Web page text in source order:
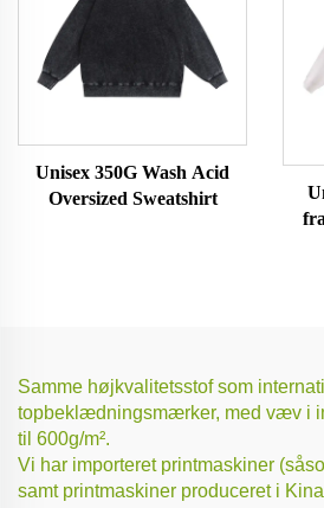
Unisex 350G Wash Acid
Oversized Sweatshirt
Samme højkvalitetsstof som
topbeklædningsmærker, med væv i
til 600g/m².
Vi har importeret printmaskiner
samt printmaskiner produceret i